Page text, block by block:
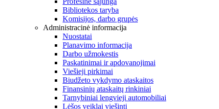
Bibliotekos taryba
Komisijos, darbo grupės
Administracinė informacija
Nuostatai
Planavimo informacija
Darbo užmokestis
Paskatinimai ir apdovanojimai
Viešieji pirkimai
Biudžeto vykdymo ataskaitos
Finansinių ataskaitų rinkiniai
Tarnybiniai lengvieji automobiliai
Lėšos veiklai viešinti